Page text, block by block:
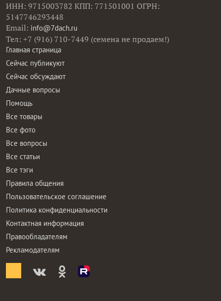
ИНН: 9715003782 КПП: 771501001 ОГРН:
5147746293448
Email: info@7dach.ru
Тел: +7 (916) 710-7449 (семена не продаем!)
Главная страница
Сейчас публикуют
Сейчас обсуждают
Дачные вопросы
Помощь
Все товары
Все фото
Все вопросы
Все статьи
Все тэги
Правила общения
Пользовательское соглашение
Политика конфиденциальности
Контактная информация
Правообладателям
Рекламодателям